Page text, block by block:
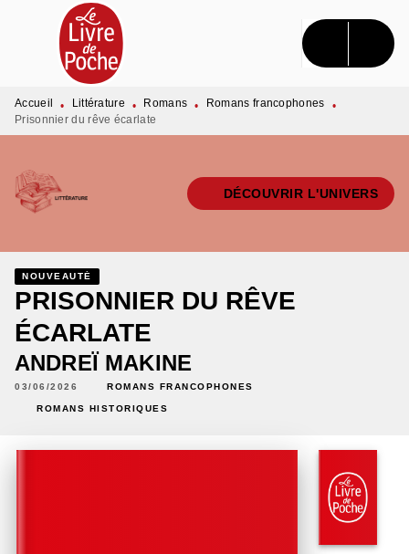
MENU RECHERCHE CONTENU
PIED DE PAGE
Accueil • Littérature • Romans • Romans francophones
•
Prisonnier du rêve écarlate
DÉCOUVRIR L'UNIVERS
NOUVEAUTÉ
PRISONNIER DU RÊVE
ÉCARLATE
ANDREÏ MAKINE
03/06/2026 ROMANS FRANCOPHONES
ROMANS HISTORIQUES